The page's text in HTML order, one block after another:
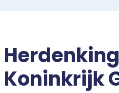
Koninkrijk